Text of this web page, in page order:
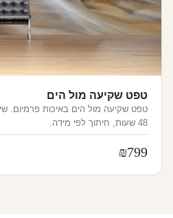
טפט שקיעה מול הים
טפט שקיעה מול הים באיכות פרמיום.
48 שעות, חיתוך לפי מידה.
₪799